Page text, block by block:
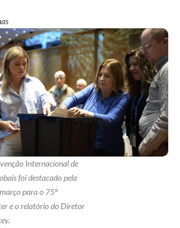
Internacional de
foi destacado pela
para o 75º
e o relatório do Diretor